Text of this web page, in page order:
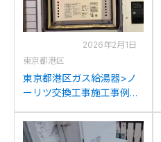
2026年2月1日
東京都港区
東京都港区ガス給湯器>ノ
ーリツ交換工事施工事例：
からノーリツGT-2070AW-
T BLへの交換